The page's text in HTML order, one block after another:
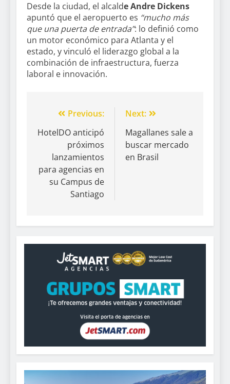
Desde la ciudad, el alcalde Andre Dickens
apuntó que el aeropuerto es “mucho más
que una puerta de entrada”: lo definió como
un motor económico para Atlanta y el
estado, y vinculó el liderazgo global a la
combinación de infraestructura, fuerza
laboral e innovación.
Previous:
HotelDO anticipó
próximos
lanzamientos
para agencias en
su Campus de
Santiago
Next:
Magallanes sale a
buscar mercado
en Brasil